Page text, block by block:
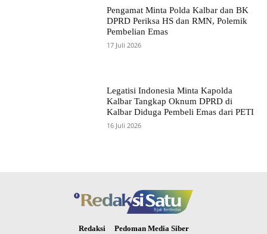
Pengamat Minta Polda Kalbar dan BK
DPRD Periksa HS dan RMN, Polemik
Pembelian Emas
17 Juli 2026
Legatisi Indonesia Minta Kapolda
Kalbar Tangkap Oknum DPRD di
Kalbar Diduga Pembeli Emas dari PETI
16 Juli 2026
Redaksi Pedoman Media Siber